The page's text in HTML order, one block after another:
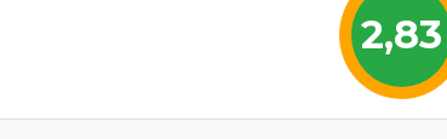
2,83